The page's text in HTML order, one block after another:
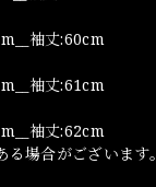
袖丈:60cm
袖丈:61cm
袖丈:62cm
場合がございます。